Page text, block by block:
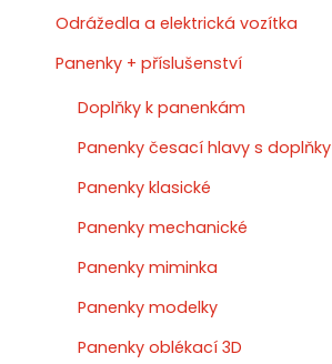
Odrážedla a elektrická vozítka
Panenky + příslušenství
Doplňky k panenkám
Panenky česací hlavy s doplňky
Panenky klasické
Panenky mechanické
Panenky miminka
Panenky modelky
Panenky oblékací 3D